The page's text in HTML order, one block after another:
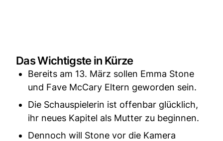
Das Wichtigste in Kürze
Bereits am 13. März sollen Emma Stone
und Fave McCary Eltern geworden sein.
Die Schauspielerin ist offenbar glücklich,
ihr neues Kapitel als Mutter zu beginnen.
Dennoch will Stone vor die Kamera